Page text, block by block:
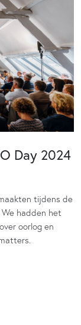
Day 2024
tijdens de
hadden het
oorlog en